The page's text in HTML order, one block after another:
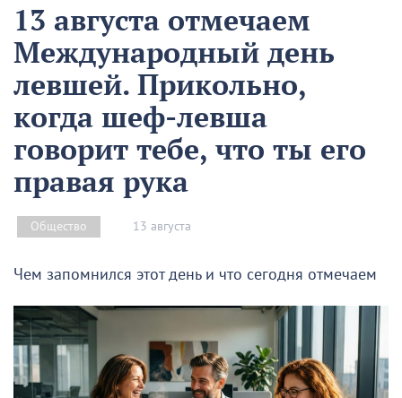
13 августа отмечаем
Международный день
левшей. Прикольно,
когда шеф-левша
говорит тебе, что ты его
правая рука
Общество 13 августа
Чем запомнился этот день и что сегодня отмечаем